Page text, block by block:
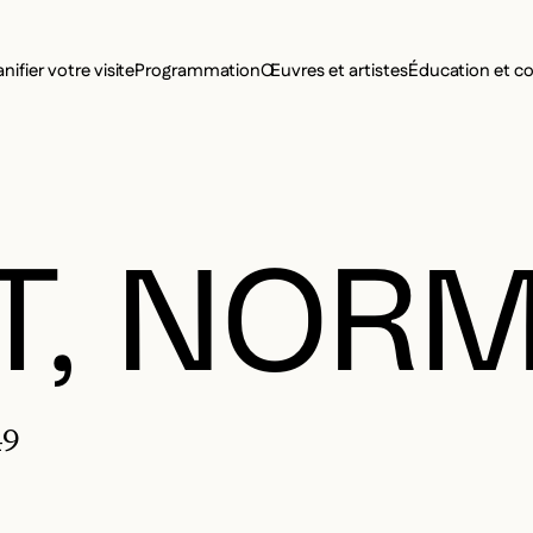
MENU
votre visiteProgrammationŒuvres et artistesÉducation et